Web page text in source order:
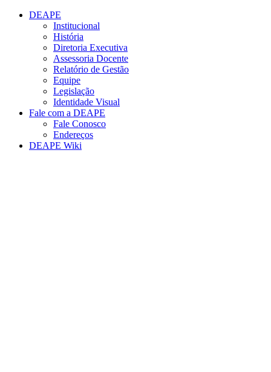
Conteúdo principal
DEAPE
Institucional
História
Diretoria Executiva
Assessoria Docente
Relatório de Gestão
Equipe
Legislação
Identidade Visual
Fale com a DEAPE
Fale Conosco
Endereços
DEAPE Wiki